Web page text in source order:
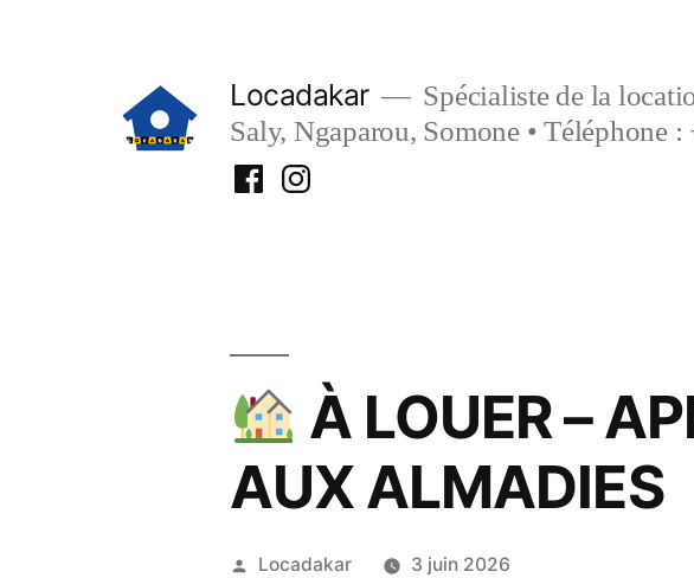
Locadakar
Spécialiste de la
Saly, Ngaparou, Somone • Téléphone
FacebookInstagram
À LOUER –
AUX ALMADIES
Publié
Locadakar 3 juin 2026